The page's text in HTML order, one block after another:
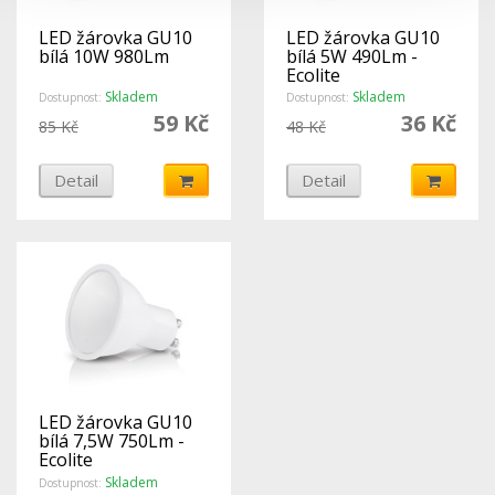
LED žárovka GU10
bílá 10W 980Lm
Dostupnost: Skladem
59 Kč
85 Kč
Detail
LED žárovka GU10
bílá 5W 490Lm -
Ecolite
Dostupnost: Skladem
36 Kč
48 Kč
Detail
LED žárovka GU10
bílá 7,5W 750Lm -
Ecolite
Dostupnost: Skladem